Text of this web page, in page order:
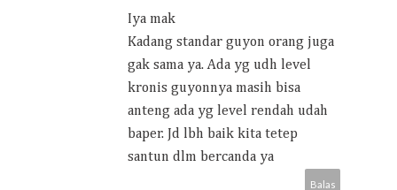
Iya mak
Kadang standar guyon orang juga
gak sama ya. Ada yg udh level
kronis guyonnya masih bisa
anteng ada yg level rendah udah
baper. Jd lbh baik kita tetep
santun dlm bercanda ya
Balas